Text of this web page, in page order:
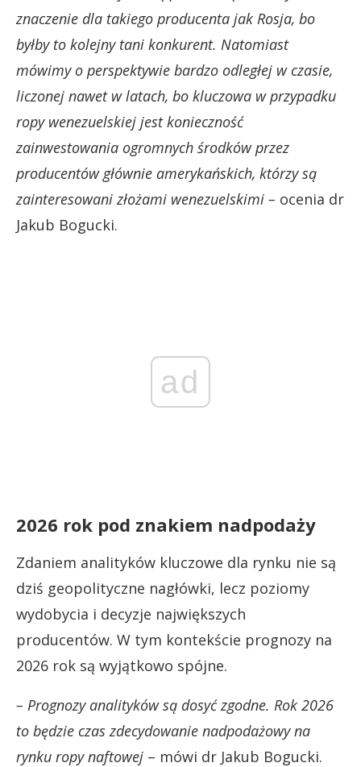
znaczenie dla takiego producenta jak Rosja, bo
byłby to kolejny tani konkurent. Natomiast
mówimy o perspektywie bardzo odległej w czasie,
liczonej nawet w latach, bo kluczowa w przypadku
ropy wenezuelskiej jest konieczność
zainwestowania ogromnych środków przez
producentów głównie amerykańskich, którzy są
zainteresowani złożami wenezuelskimi – ocenia dr
Jakub Bogucki.
ad
2026 rok pod znakiem nadpodaży
Zdaniem analityków kluczowe dla rynku nie są
dziś geopolityczne nagłówki, lecz poziomy
wydobycia i decyzje największych
producentów. W tym kontekście prognozy na
2026 rok są wyjątkowo spójne.
– Prognozy analityków są dosyć zgodne. Rok 2026
to będzie czas zdecydowanie nadpodażowy na
rynku ropy naftowej – mówi dr Jakub Bogucki.